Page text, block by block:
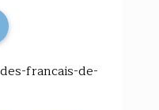
francais-de-